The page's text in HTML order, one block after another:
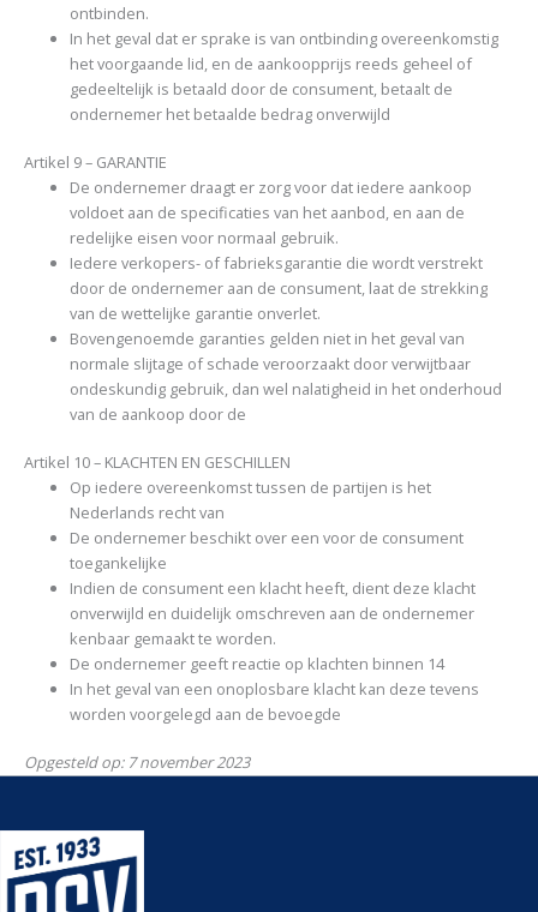
ontbinden.
In het geval dat er sprake is van ontbinding overeenkomstig
het voorgaande lid, en de aankoopprijs reeds geheel of
gedeeltelijk is betaald door de consument, betaalt de
ondernemer het betaalde bedrag onverwijld
Artikel 9 – GARANTIE
De ondernemer draagt er zorg voor dat iedere aankoop
voldoet aan de specificaties van het aanbod, en aan de
redelijke eisen voor normaal gebruik.
Iedere verkopers- of fabrieksgarantie die wordt verstrekt
door de ondernemer aan de consument, laat de strekking
van de wettelijke garantie onverlet.
Bovengenoemde garanties gelden niet in het geval van
normale slijtage of schade veroorzaakt door verwijtbaar
ondeskundig gebruik, dan wel nalatigheid in het onderhoud
van de aankoop door de
Artikel 10 – KLACHTEN EN GESCHILLEN
Op iedere overeenkomst tussen de partijen is het
Nederlands recht van
De ondernemer beschikt over een voor de consument
toegankelijke
Indien de consument een klacht heeft, dient deze klacht
onverwijld en duidelijk omschreven aan de ondernemer
kenbaar gemaakt te worden.
De ondernemer geeft reactie op klachten binnen 14
In het geval van een onoplosbare klacht kan deze tevens
worden voorgelegd aan de bevoegde
Opgesteld op: 7 november 2023